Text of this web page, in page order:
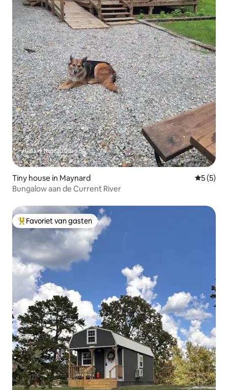
Tiny house in Maynard
5 (5)
Bungalow aan de Current River
Topfavoriet van gasten
Favoriet van gasten